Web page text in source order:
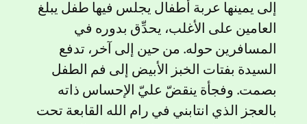
إلى يمينها عربة أطفال يجلس فيها طفل يبلغ
العامين على الأغلب، يحدِّق بدوره في
المسافرين حوله. من حين إلى آخر، تدفع
السيدة بفتات الخبز الأبيض إلى فم الطفل
بصمت. وفجأة ينقضّ عليّ الإحساس ذاته
بالعجز الذي انتابني في رام الله القابعة تحت